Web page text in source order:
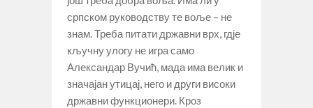
српском руководству те воље – не
знам. Треба питати државни врх, гдје
кључну улогу не игра само
Александар Вучић, мада има велик и
значајан утицај, него и други високи
државни функционери. Кроз